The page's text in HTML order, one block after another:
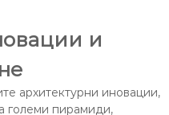
и
архитектурни иновации,
големи пирамиди,